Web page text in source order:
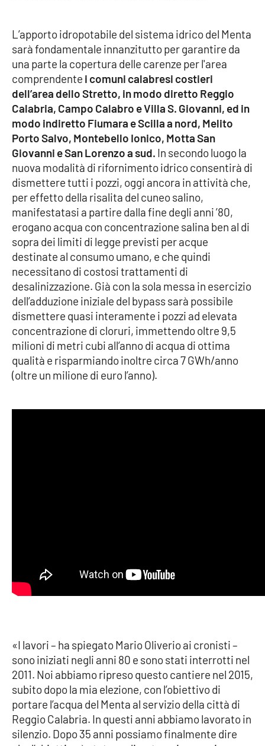
Politica
Sanità
Società
Sport
RUBRICHE
Good Morning Vietnam
Parchi Marini Calabria
Leggendo Alvaro insieme
Imprese Di Calabria
Le perfidie di Antonella Grippo
Venti di comunicazione
Crotone
Reggio Calabria
Cosenza
Lamezia Terme
L’apporto idropotabile del sistema idrico del Menta
sarà fondamentale innanzitutto per garantire da
una parte la copertura delle carenze per l'area
comprendente i comuni calabresi costieri
dell’area dello Stretto, in modo diretto Reggio
Calabria, Campo Calabro e Villa S. Giovanni, ed in
modo indiretto Fiumara e Scilla a nord, Melito
Porto Salvo, Montebello Ionico, Motta San
Giovanni e San Lorenzo a sud. In secondo luogo la
nuova modalità di rifornimento idrico consentirà di
dismettere tutti i pozzi, oggi ancora in attività che,
per effetto della risalita del cuneo salino,
manifestatasi a partire dalla fine degli anni ’80,
erogano acqua con concentrazione salina ben al di
sopra dei limiti di legge previsti per acque
destinate al consumo umano, e che quindi
necessitano di costosi trattamenti di
desalinizzazione. Già con la sola messa in esercizio
dell’adduzione iniziale del bypass sarà possibile
dismettere quasi interamente i pozzi ad elevata
concentrazione di cloruri, immettendo oltre 9,5
milioni di metri cubi all’anno di acqua di ottima
qualità e risparmiando inoltre circa 7 GWh/anno
(oltre un milione di euro l’anno).
«I lavori – ha spiegato Mario Oliverio ai cronisti –
sono iniziati negli anni 80 e sono stati interrotti nel
2011. Noi abbiamo ripreso questo cantiere nel 2015,
subito dopo la mia elezione, con l’obiettivo di
portare l’acqua del Menta al servizio della città di
Reggio Calabria. In questi anni abbiamo lavorato in
silenzio. Dopo 35 anni possiamo finalmente dire